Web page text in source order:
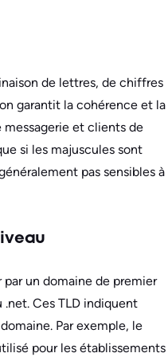
de lettres, de chiffres
garantit la cohérence et la
et clients de
si les majuscules sont
pas sensibles à
un domaine de premier
.net. Ces TLD indiquent
Par exemple, le
pour les établissements